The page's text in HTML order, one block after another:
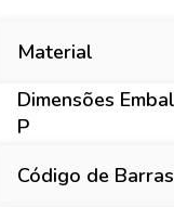
Material
Dimensões
P
Código de Barras